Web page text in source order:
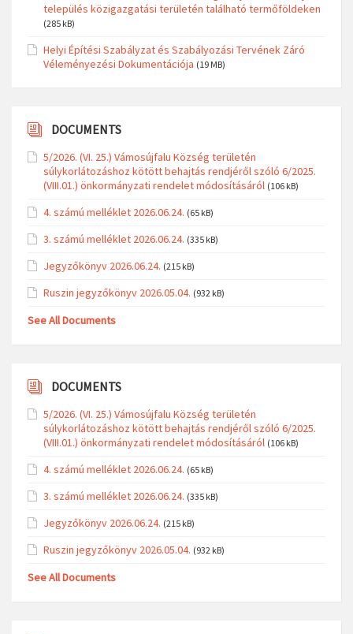
település közigazgatási területén található termőföldeken
(285 kB)
Helyi Építési Szabályzat és Szabályozási Tervének Záró
Véleményezési Dokumentációja (19 MB)
DOCUMENTS
5/2026. (VI. 25.) Vámosújfalu Község területén
súlykorlátozáshoz kötött behajtás rendjéről szóló 6/2025.
(VIII.01.) önkormányzati rendelet módosításáról (106 kB)
4. számú melléklet 2026.06.24. (65 kB)
3. számú melléklet 2026.06.24. (335 kB)
Jegyzőkönyv 2026.06.24. (215 kB)
Ruszin jegyzőkönyv 2026.05.04. (932 kB)
See All Documents
DOCUMENTS
5/2026. (VI. 25.) Vámosújfalu Község területén
súlykorlátozáshoz kötött behajtás rendjéről szóló 6/2025.
(VIII.01.) önkormányzati rendelet módosításáról (106 kB)
4. számú melléklet 2026.06.24. (65 kB)
3. számú melléklet 2026.06.24. (335 kB)
Jegyzőkönyv 2026.06.24. (215 kB)
Ruszin jegyzőkönyv 2026.05.04. (932 kB)
See All Documents